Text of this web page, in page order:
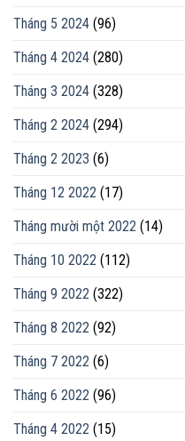
Tháng 5 2024 (96)
Tháng 4 2024 (280)
Tháng 3 2024 (328)
Tháng 2 2024 (294)
Tháng 2 2023 (6)
Tháng 12 2022 (17)
Tháng mười một 2022 (14)
Tháng 10 2022 (112)
Tháng 9 2022 (322)
Tháng 8 2022 (92)
Tháng 7 2022 (6)
Tháng 6 2022 (96)
Tháng 4 2022 (15)